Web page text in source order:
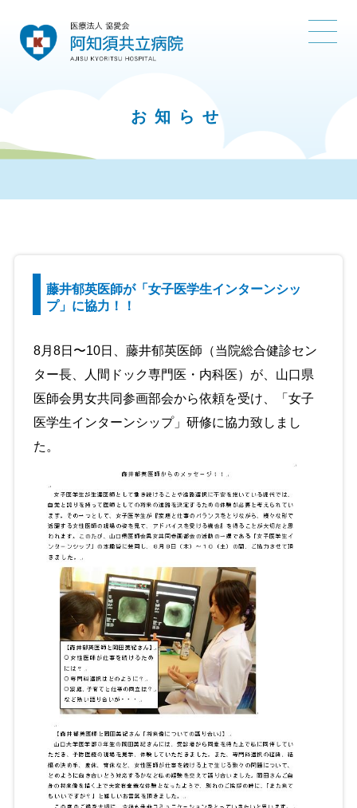
お知らせ
藤井郁英医師が「女子医学生インターンシッ
プ」に協力！！
8月8日〜10日、藤井郁英医師（当院総合健診セン
ター長、人間ドック専門医・内科医）が、山口県
医師会男女共同参画部会から依頼を受け、「女子
医学生インターンシップ」研修に協力致しまし
た。